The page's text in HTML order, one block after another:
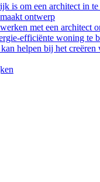
is om een architect in
ontwerp
met een architect
efficiënte woning te
helpen bij het creëren